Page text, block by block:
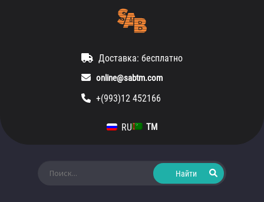
Доставка: бесплатно
online@sabtm.com
+(993)12 452166
RU TM